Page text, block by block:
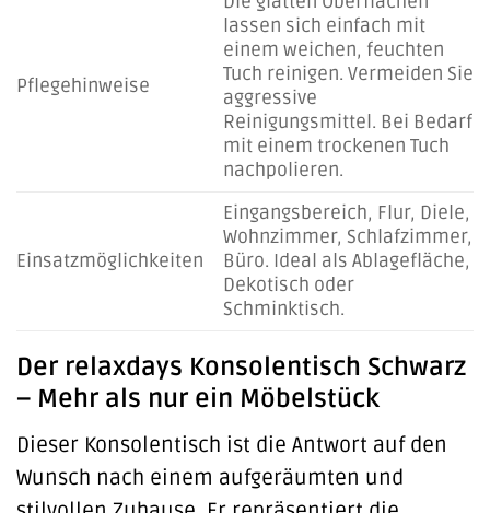
Pflegehinweise
lassen sich einfach mit
einem weichen, feuchten
Tuch reinigen. Vermeiden Sie
aggressive
Reinigungsmittel. Bei Bedarf
mit einem trockenen Tuch
nachpolieren.
Einsatzmöglichkeiten
Eingangsbereich, Flur, Diele,
Wohnzimmer, Schlafzimmer,
Büro. Ideal als Ablagefläche,
Dekotisch oder
Schminktisch.
Der relaxdays Konsolentisch Schwarz
– Mehr als nur ein Möbelstück
Dieser Konsolentisch ist die Antwort auf den
Wunsch nach einem aufgeräumten und